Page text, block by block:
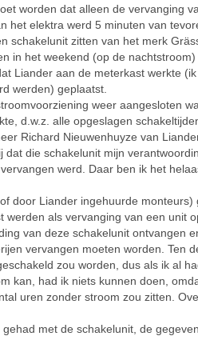
worden dat alleen de vervanging
het elektra werd 5 minuten van
schakelunit zitten van het merk
in het weekend (op de
Liander aan de meterkast werkte
werden) geplaatst.
weer aangesloten
d.w.z. alle opgeslagen
Richard Nieuwenhuyze van
die schakelunit mijn
werd. Daar ben ik het
door Liander ingehuurde monteurs)
als vervanging van een unit
van deze schakelunit ontvangen
vervangen moeten worden. Ten
zou worden, dus als ik al
kan, had ik niets kunnen doen,
uren zonder stroom zou zitten.
met de schakelunit, de